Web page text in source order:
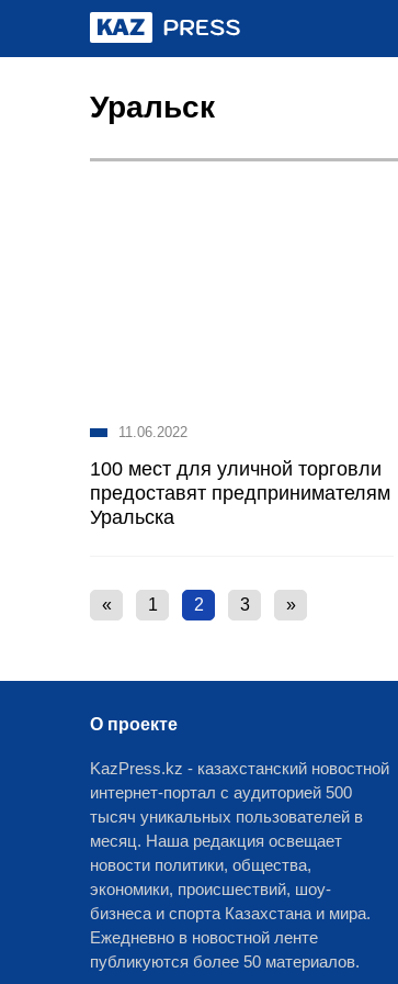
Уральск
11.06.2022
100 мест для уличной торговли
предоставят предпринимателям
Уральска
« 1 2 3 »
О проекте
KazPress.kz - казахстанский новостной
интернет-портал с аудиторией 500
тысяч уникальных пользователей в
месяц. Наша редакция освещает
новости политики, общества,
экономики, происшествий, шоу-
бизнеса и спорта Казахстана и мира.
Ежедневно в новостной ленте
публикуются более 50 материалов.